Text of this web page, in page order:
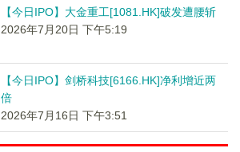
【今日IPO】大金重工[1081.HK]破发遭腰斩
2026年7月20日 下午5:19
【今日IPO】剑桥科技[6166.HK]净利增近两
倍
2026年7月16日 下午3:51